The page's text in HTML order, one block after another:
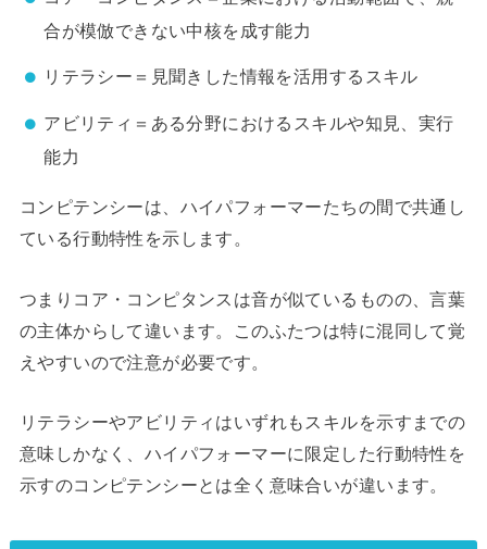
合が模倣できない中核を成す能力
リテラシー＝見聞きした情報を活用するスキル
アビリティ＝ある分野におけるスキルや知見、実行
能力
コンピテンシーは、ハイパフォーマーたちの間で共通し
ている行動特性を示します。
つまりコア・コンピタンスは音が似ているものの、言葉
の主体からして違います。このふたつは特に混同して覚
えやすいので注意が必要です。
リテラシーやアビリティはいずれもスキルを示すまでの
意味しかなく、ハイパフォーマーに限定した行動特性を
示すのコンピテンシーとは全く意味合いが違います。